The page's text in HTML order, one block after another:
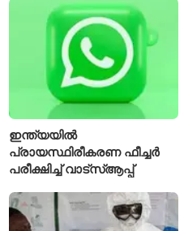
ടീമിനെ കുറിച്ച് മുൻതാരം
ഇന്ത്യയിൽ
പ്രായസ്ഥിരീകരണ ഫീച്ചർ
പരീക്ഷിച്ച് വാട്‌സ്ആപ്പ്